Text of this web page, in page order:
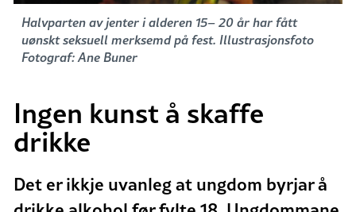
Halvparten av jenter i alderen 15– 20 år har fått
uønskt seksuell merksemd på fest. Illustrasjonsfoto
Fotograf: Ane Buner
Ingen kunst å skaffe
drikke
Det er ikkje uvanleg at ungdom byrjar å